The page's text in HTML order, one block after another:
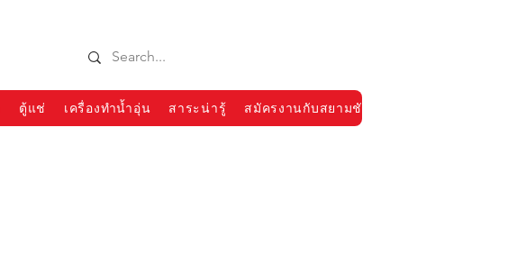
ตู้แช่ เครื่องทำน้ำอุ่น สาระน่ารู้ สมัครงานกับสยามชัย